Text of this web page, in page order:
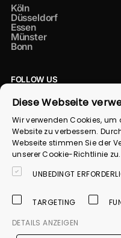
Köln
Düsseldorf
Essen
Münster
Bonn
FOLLOW US
LinkedIn
Datenschutz
Impressum
Cookie-Einstellungen
©2026 Dein Social Media
Diese Webseite
Wir verwenden Cookies,
Website zu verbessern.
Webseite stimmen Sie der
unserer Cookie-Richtlinie
UNBEDINGT
TARGETING
DETAILS ANZEIGEN